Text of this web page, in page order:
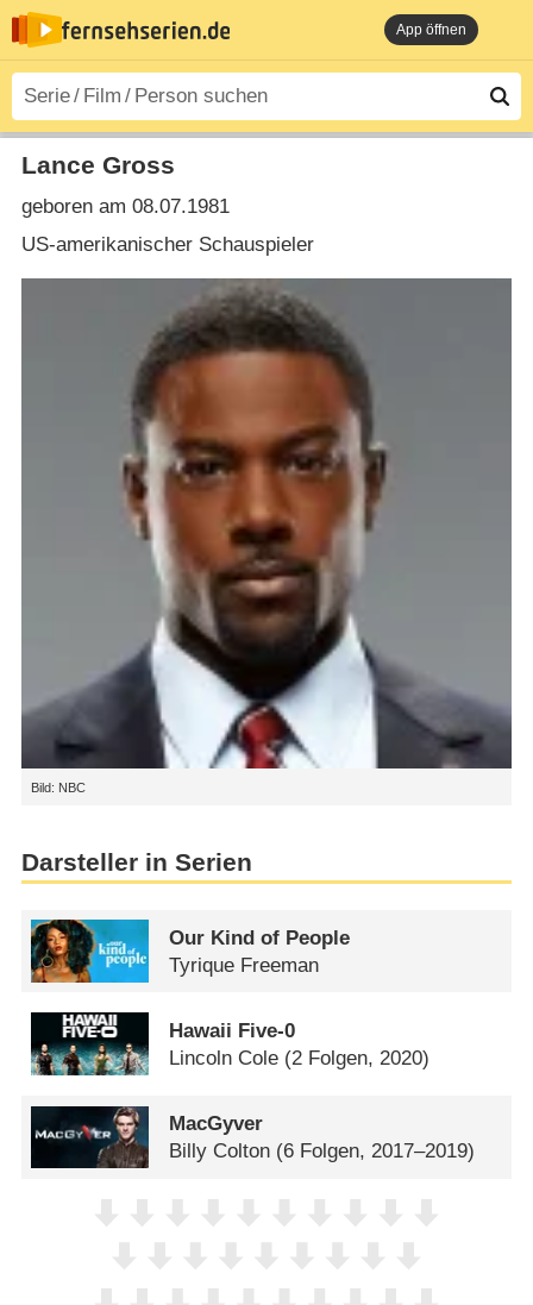
App öffnen
Bild: NBC
Lance Gross
geboren am 08.07.1981
US-amerikanischer Schauspieler
Darsteller in Serien
Our Kind of People
Tyrique Freeman
Hawaii Five-0
Lincoln Cole (2 Folgen, 2020)
MacGyver
Billy Colton (6 Folgen, 2017–2019)